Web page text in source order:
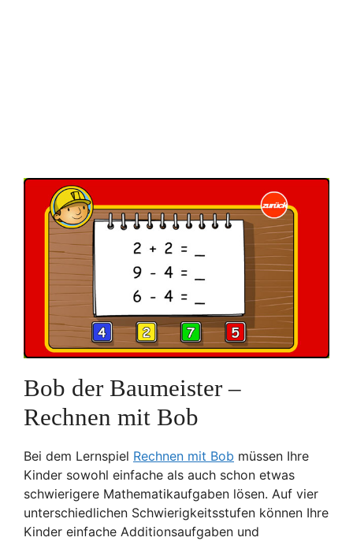
Bob der Baumeister –
Rechnen mit Bob
Bei dem Lernspiel Rechnen mit Bob müssen Ihre
Kinder sowohl einfache als auch schon etwas
schwierigere Mathematikaufgaben lösen. Auf vier
unterschiedlichen Schwierigkeitsstufen können Ihre
Kinder einfache Additionsaufgaben und